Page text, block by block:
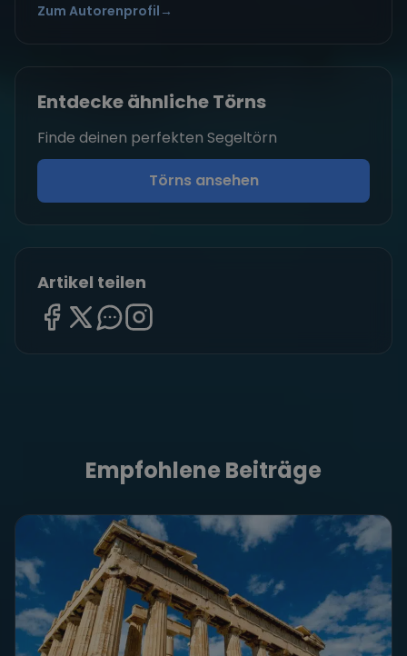
Zum Autorenprofil →
Entdecke ähnliche Törns
Finde deinen perfekten Segeltörn
Törns ansehen
Artikel teilen
Empfohlene Beiträge